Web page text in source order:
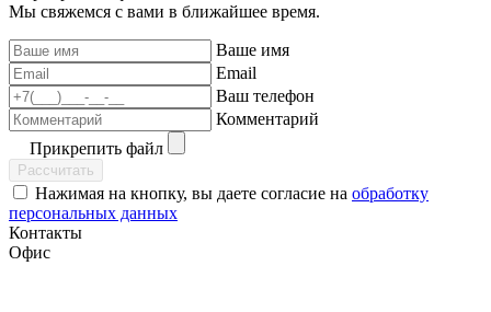
Мы свяжемся с вами в ближайшее время.
Ваше имя
Email
Ваш телефон
Комментарий
Прикрепить файл
Рассчитать
Нажимая на кнопку, вы даете согласие на обработку
персональных данных
Контакты
Офис